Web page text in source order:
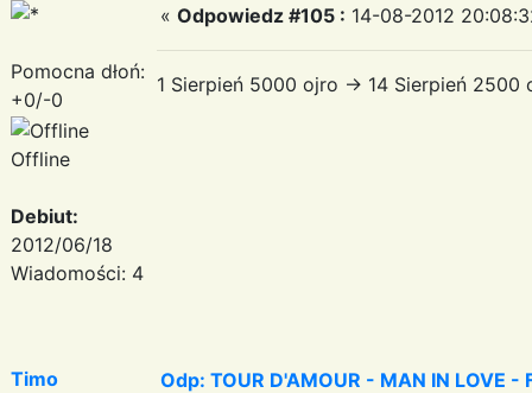
Pomocna dłoń:
+0/-0
Offline
Debiut:
2012/06/18
Wiadomości: 4
« Odpowiedz #105 : 14-08-2012
1 Sierpień 5000 ojro -> 14 Sierpień
Timo
Odp: TOUR D'AMOUR - MAN IN LOVE